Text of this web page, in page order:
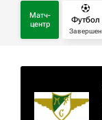
Матч-
центр
Футбол
Завершен